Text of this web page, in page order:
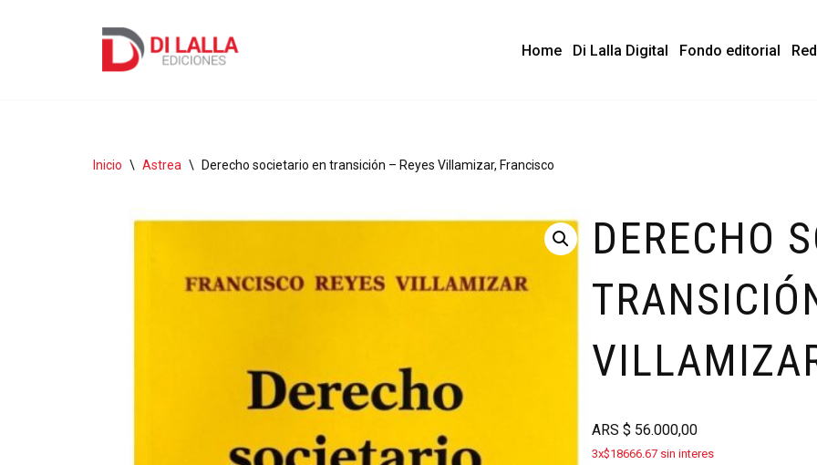
Home Di Lalla Digital Fondo editorial
Inicio \ Astrea \ Derecho societario en transición – Reyes Villamizar, Francisco
DERECHO
ARS$ 56.000,00
3x$18666.67 sin interes